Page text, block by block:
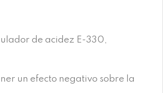
de acidez E-330,
un efecto negativo sobre la